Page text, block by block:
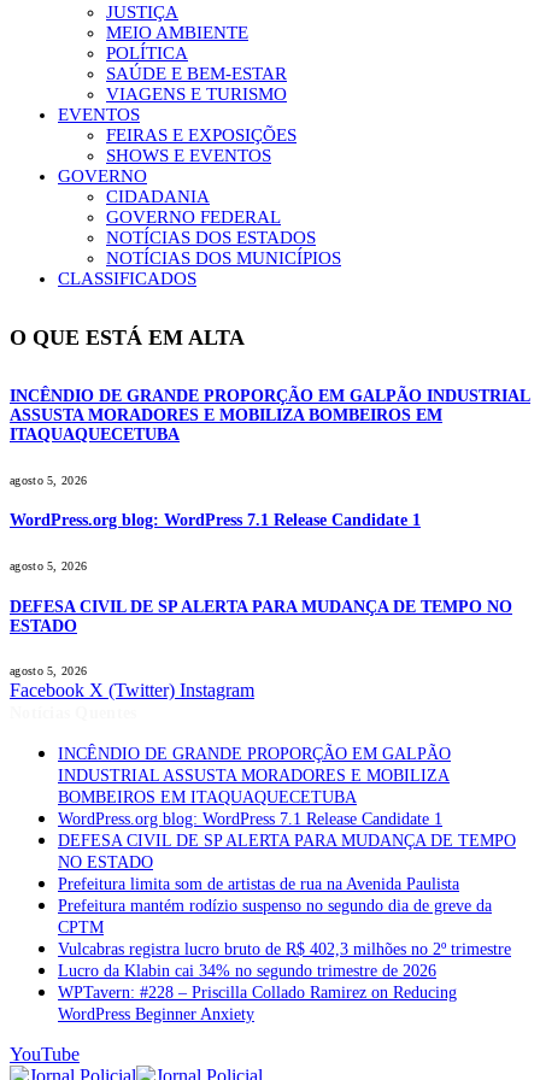
JUSTIÇA
MEIO AMBIENTE
POLÍTICA
SAÚDE E BEM-ESTAR
VIAGENS E TURISMO
EVENTOS
FEIRAS E EXPOSIÇÕES
SHOWS E EVENTOS
GOVERNO
CIDADANIA
GOVERNO FEDERAL
NOTÍCIAS DOS ESTADOS
NOTÍCIAS DOS MUNICÍPIOS
CLASSIFICADOS
O QUE ESTÁ EM ALTA
INCÊNDIO DE GRANDE PROPORÇÃO EM GALPÃO INDUSTRIAL
ASSUSTA MORADORES E MOBILIZA BOMBEIROS EM
ITAQUAQUECETUBA
agosto 5, 2026
WordPress.org blog: WordPress 7.1 Release Candidate 1
agosto 5, 2026
DEFESA CIVIL DE SP ALERTA PARA MUDANÇA DE TEMPO NO
ESTADO
agosto 5, 2026
Facebook X (Twitter) Instagram
INCÊNDIO DE GRANDE PROPORÇÃO EM GALPÃO
INDUSTRIAL ASSUSTA MORADORES E MOBILIZA
BOMBEIROS EM ITAQUAQUECETUBA
WordPress.org blog: WordPress 7.1 Release Candidate 1
DEFESA CIVIL DE SP ALERTA PARA MUDANÇA DE TEMPO
NO ESTADO
Prefeitura limita som de artistas de rua na Avenida Paulista
Prefeitura mantém rodízio suspenso no segundo dia de greve da
CPTM
Vulcabras registra lucro bruto de R$ 402,3 milhões no 2º trimestre
Lucro da Klabin cai 34% no segundo trimestre de 2026
WPTavern: #228 – Priscilla Collado Ramirez on Reducing
WordPress Beginner Anxiety
YouTube